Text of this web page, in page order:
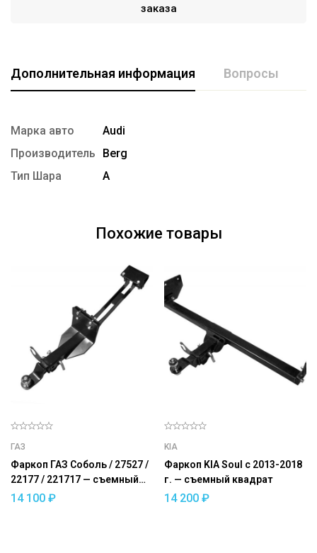
заказа
Дополнительная информация Вопросы
Марка авто
Audi
Производитель
Berg
Тип Шара
А
Похожие товары
ГАЗ
Фаркоп ГАЗ Соболь / 27527 /
22177 / 221717 — съемный
квадрат
14 100 ₽
KIA
Фаркоп KIA Soul с 2013-2018
г. — съемный квадрат
14 200 ₽